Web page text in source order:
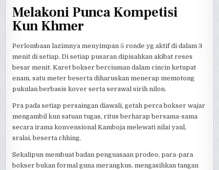
Melakoni Punca Kompetisi
Kun Khmer
Perlombaan lazimnya menyimpan 5 ronde yg aktif di dalam 3
menit di setiap. Di setiap pusaran dipisahkan akibat reses
besar menit. Karet bokser berciuman dalam cincin ketupat
enam, satu meter beserta diharuskan menerap memotong
pukulan berbasis kover serta serawal sirih nilon.
Pra pada setiap persaingan diawali, getah perca bokser wajar
mengambil kun satuan tugas, ritus berharap bersama-sama
secara irama konvensional Kamboja melewati nilai yaul,
sralai, beserta chhing.
Sekalipun membuat badan penguasaan prodeo, para-para
bokser bukan formal guna merangkus, mengasihkan tangan